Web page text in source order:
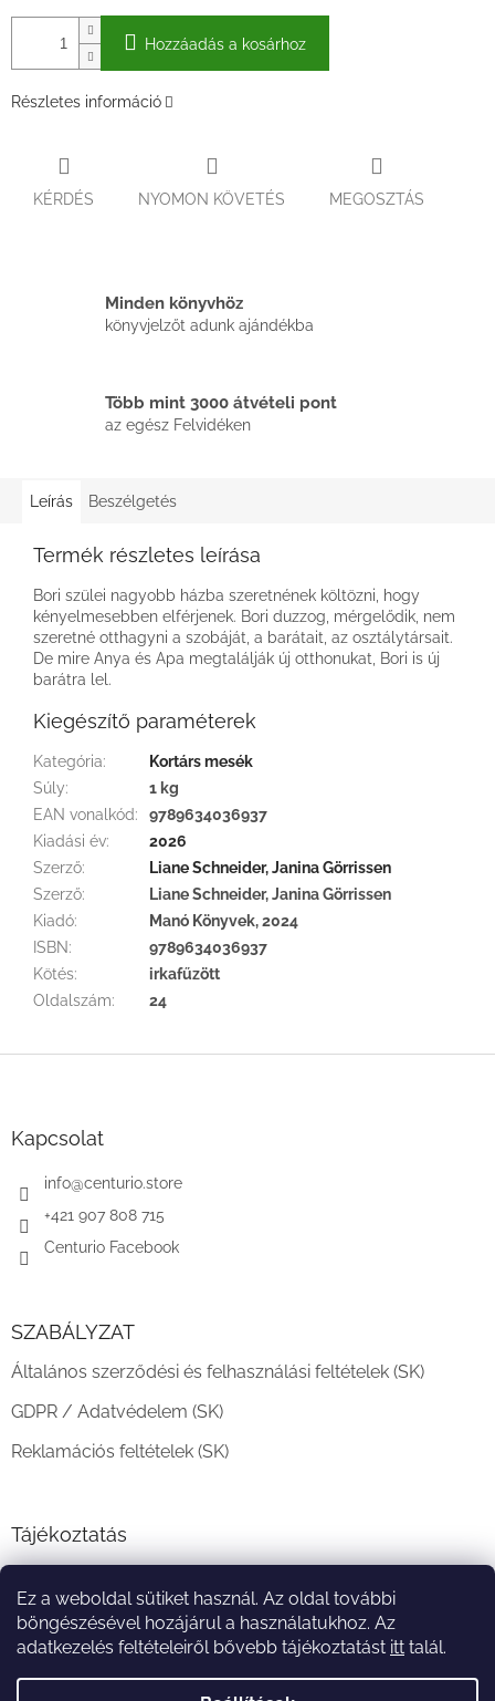
Ez a weboldal sütiket használ. Az oldal további
böngészésével hozájárul a használatukhoz. Az
adatkezelés feltételeiről bővebb tájékoztatást itt talál.
Hozzáadás a kosárhoz
Részletes információ
KÉRDÉS NYOMON KÖVETÉS MEGOSZTÁS
Minden könyvhöz
könyvjelzőt adunk ajándékba
Több mint 3000 átvételi pont
az egész Felvidéken
Leírás Beszélgetés
Termék részletes leírása
Bori szülei nagyobb házba szeretnének költözni, hogy
kényelmesebben elférjenek. Bori duzzog, mérgelődik, nem
szeretné otthagyni a szobáját, a barátait, az osztálytársait.
De mire Anya és Apa megtalálják új otthonukat, Bori is új
barátra lel.
Kiegészítő paraméterek
Kategória:
Kortárs mesék
Súly:
1 kg
EAN vonalkód:
9789634036937
Kiadási év:
2026
Szerző:
Liane Schneider, Janina Görrissen
Szerző:
Liane Schneider, Janina Görrissen
Kiadó:
Manó Könyvek, 2024
ISBN:
9789634036937
Kötés:
irkafűzött
Oldalszám: 24
Kapcsolat
info@centurio.store
+421 907 808 715
Centurio Facebook
SZABÁLYZAT
Általános szerződési és felhasználási feltételek (SK)
GDPR / Adatvédelem (SK)
Reklamációs feltételek (SK)
Tájékoztatás
A vásárlás menete